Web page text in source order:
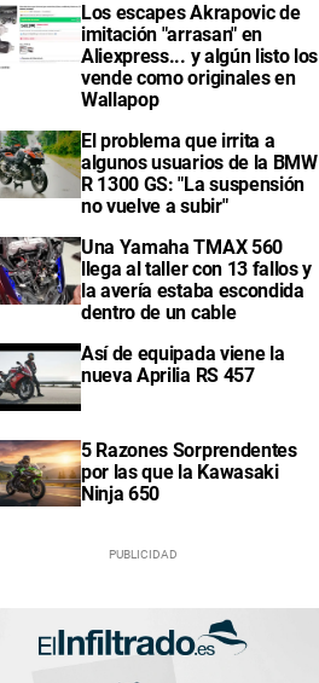
Los escapes Akrapovic de
imitación "arrasan" en
Aliexpress... y algún listo los
vende como originales en
Wallapop
El problema que irrita a
algunos usuarios de la BMW
R 1300 GS: "La suspensión
no vuelve a subir"
Una Yamaha TMAX 560
llega al taller con 13 fallos y
la avería estaba escondida
dentro de un cable
Así de equipada viene la
nueva Aprilia RS 457
5 Razones Sorprendentes
por las que la Kawasaki
Ninja 650